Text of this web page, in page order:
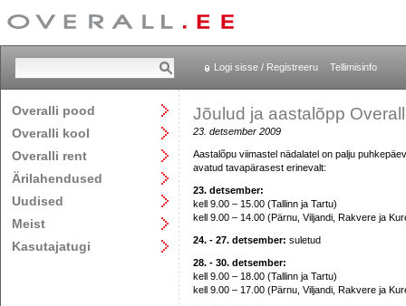
Logi sisse / Registreeru Tellimisinfo
Overalli pood
Overalli kool
Overalli rent
Ärilahendused
Uudised
Meist
Kasutajatugi
Jõulud ja aastalõpp
23. detsember 2009
Aastalõpu viimastel nädalatel on palju
avatud tavapärasest erinevalt:
23. detsember:
kell 9.00 – 15.00 (Tallinn ja Tartu)
kell 9.00 – 14.00 (Pärnu, Viljandi, Rakvere ja
24. - 27. detsember: suletud
28. - 30. detsember:
kell 9.00 – 18.00 (Tallinn ja Tartu)
kell 9.00 – 17.00 (Pärnu, Viljandi, Rakvere ja